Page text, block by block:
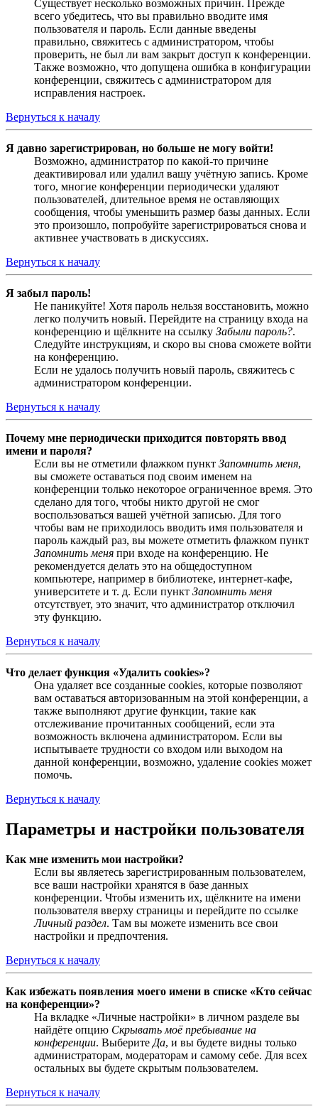
Существует несколько возможных причин. Прежде
всего убедитесь, что вы правильно вводите имя
пользователя и пароль. Если данные введены
правильно, свяжитесь с администратором, чтобы
проверить, не был ли вам закрыт доступ к конференции.
Также возможно, что допущена ошибка в конфигурации
конференции, свяжитесь с администратором для
исправления настроек.
Вернуться к началу
Я давно зарегистрирован, но больше не могу войти!
Возможно, администратор по какой-то причине
деактивировал или удалил вашу учётную запись. Кроме
того, многие конференции периодически удаляют
пользователей, длительное время не оставляющих
сообщения, чтобы уменьшить размер базы данных. Если
это произошло, попробуйте зарегистрироваться снова и
активнее участвовать в дискуссиях.
Вернуться к началу
Я забыл пароль!
Не паникуйте! Хотя пароль нельзя восстановить, можно
легко получить новый. Перейдите на страницу входа на
конференцию и щёлкните на ссылку Забыли пароль?.
Следуйте инструкциям, и скоро вы снова сможете войти
на конференцию.
Если не удалось получить новый пароль, свяжитесь с
администратором конференции.
Вернуться к началу
Почему мне периодически приходится повторять ввод
имени и пароля?
Если вы не отметили флажком пункт Запомнить меня,
вы сможете оставаться под своим именем на
конференции только некоторое ограниченное время. Это
сделано для того, чтобы никто другой не смог
воспользоваться вашей учётной записью. Для того
чтобы вам не приходилось вводить имя пользователя и
пароль каждый раз, вы можете отметить флажком пункт
Запомнить меня при входе на конференцию. Не
рекомендуется делать это на общедоступном
компьютере, например в библиотеке, интернет-кафе,
университете и т. д. Если пункт Запомнить меня
отсутствует, это значит, что администратор отключил
эту функцию.
Вернуться к началу
Что делает функция «Удалить cookies»?
Она удаляет все созданные cookies, которые позволяют
вам оставаться авторизованным на этой конференции, а
также выполняют другие функции, такие как
отслеживание прочитанных сообщений, если эта
возможность включена администратором. Если вы
испытываете трудности со входом или выходом на
данной конференции, возможно, удаление cookies может
помочь.
Вернуться к началу
Параметры и настройки пользователя
Как мне изменить мои настройки?
Если вы являетесь зарегистрированным пользователем,
все ваши настройки хранятся в базе данных
конференции. Чтобы изменить их, щёлкните на имени
пользователя вверху страницы и перейдите по ссылке
Личный раздел. Там вы можете изменить все свои
настройки и предпочтения.
Вернуться к началу
Как избежать появления моего имени в списке «Кто сейчас
на конференции»?
На вкладке «Личные настройки» в личном разделе вы
найдёте опцию Скрывать моё пребывание на
конференции. Выберите Да, и вы будете видны только
администраторам, модераторам и самому себе. Для всех
остальных вы будете скрытым пользователем.
Вернуться к началу